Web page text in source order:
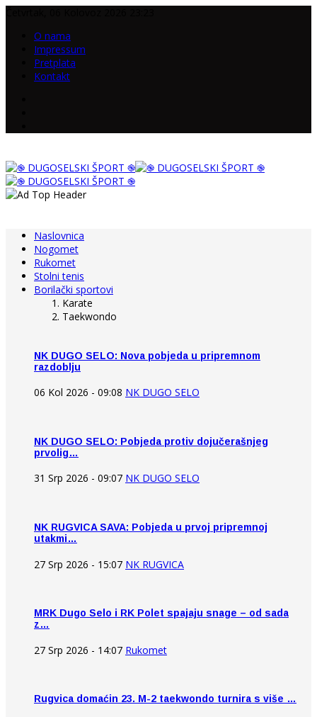
O nama
Impressum
Pretplata
Kontakt
Naslovnica
Nogomet
Rukomet
Stolni tenis
Borilački sportovi
Karate
Taekwondo
NK DUGO SELO: Nova pobjeda u pripremnom
razdoblju
06 Kol 2026 - 09:08 NK DUGO SELO
NK DUGO SELO: Pobjeda protiv dojučerašnjeg
prvolig…
31 Srp 2026 - 09:07 NK DUGO SELO
NK RUGVICA SAVA: Pobjeda u prvoj pripremnoj
utakmi…
27 Srp 2026 - 15:07 NK RUGVICA
MRK Dugo Selo i RK Polet spajaju snage – od sada
z…
27 Srp 2026 - 14:07 Rukomet
Rugvica domaćin 23. M-2 taekwondo turnira s više …